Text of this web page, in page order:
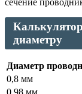
сечение
диаметру
Диаметр
0,8 мм
0,98 мм